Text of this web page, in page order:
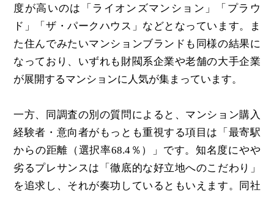
度が高いのは「ライオンズマンション」「プラウ
ド」「ザ・パークハウス」などとなっています。ま
た住んでみたいマンションブランドも同様の結果に
なっており、いずれも財閥系企業や老舗の大手企業
が展開するマンションに人気が集まっています。
一方、同調査の別の質問によると、マンション購入
経験者・意向者がもっとも重視する項目は「最寄駅
からの距離（選択率68.4％）」です。知名度にやや
劣るプレサンスは「徹底的な好立地へのこだわり」
を追求し、それが奏功しているともいえます。同社